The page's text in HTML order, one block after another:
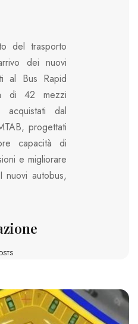
del trasporto
dei nuovi
al Bus Rapid
di 42 mezzi
dal
progettati
capacità di
e migliorare
nuovi autobus,